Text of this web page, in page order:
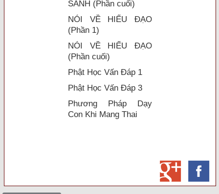
SANH (Phần cuối)
NÓI VỀ HIẾU ĐẠO
(Phần 1)
NÓI VỀ HIẾU ĐẠO
(Phần cuối)
Phật Học Vấn Đáp 1
Phật Học Vấn Đáp 3
Phương Pháp Dạy
Con Khi Mang Thai